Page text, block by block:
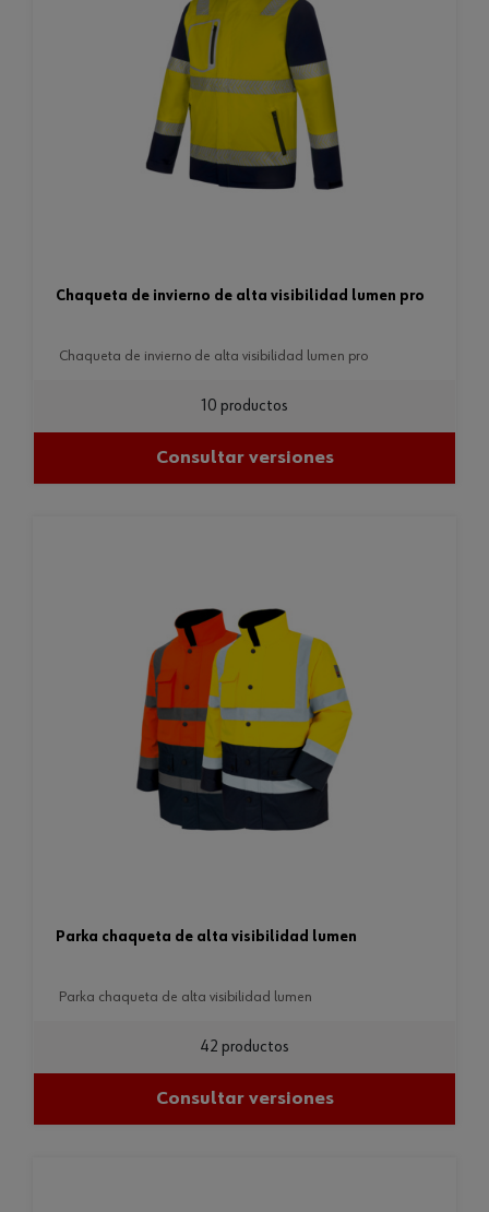
chaqueta de invierno de alta visibilidad lumen pro
chaqueta de invierno de alta visibilidad lumen pro
10 productos
Consultar versiones
parka chaqueta de alta visibilidad lumen
parka chaqueta de alta visibilidad lumen
42 productos
Consultar versiones